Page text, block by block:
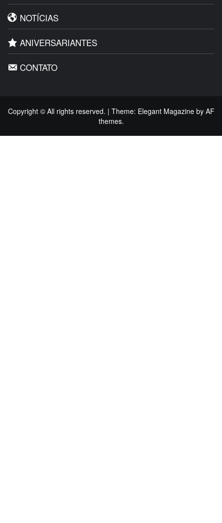
NOTÍCIAS
ANIVERSARIANTES
CONTATO
Copyright © All rights reserved. | Theme: Elegant Magazineby AF
themes.